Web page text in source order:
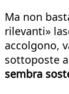
Ma non
rilevanti»
accolgono,
sottoposte
sembra